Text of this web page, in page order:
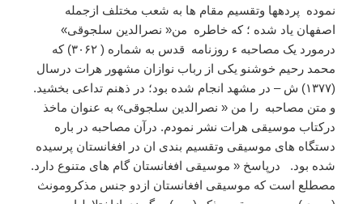
نموده پردهها وتقسیم مقام ها به شعب مختلف ازجمله
اصفهان یاد شده ؛ که خاطره من« نصرالدین سلجوقی»
درمورد یک مصاحبه ء روزنامه قدس به شماره ( ۳۰۶۲) که
محمد رحیم خوشنو یکی از رباب نوازان مشهور هرات درسال
(۱۳۷۷) ش – در مشهد انجام شده بود؛ در ذهنم تداعی بخشید.
و متن مصاحبه را من « نصرالدین سلجوقی» به عنوان ماخذ
درکتاب موسیقی هرات نشر نمودم. درآن مصاحبه در باره
دستگاه های موسیقی وتقسیم بندی ان در افغانستان پرسیده
شده بود. درپاسخ « موسیقی افغانستان گام های متنوع دارد.
مصطلع است که موسیقی افغانستان ازدو جنس مذکرومونث